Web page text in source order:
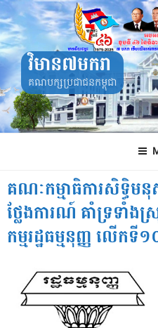
Skip
to
content
វិមាន៧មករា
គណបក្សប្រជាជនកម្ពុជា
គណៈកម្មាធិការសិទ្ធិម
ថ្លែងការណ៍ គាំទ្រទាំង
កម្មរដ្ឋធម្មនុញ្ញ លើកទី